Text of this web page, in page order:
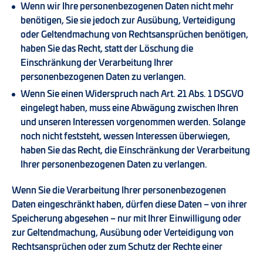
Wenn wir Ihre personenbezogenen Daten nicht mehr
benötigen, Sie sie jedoch zur Ausübung, Verteidigung
oder Geltendmachung von Rechtsansprüchen benötigen,
haben Sie das Recht, statt der Löschung die
Einschränkung der Verarbeitung Ihrer
personenbezogenen Daten zu verlangen.
Wenn Sie einen Widerspruch nach Art. 21 Abs. 1 DSGVO
eingelegt haben, muss eine Abwägung zwischen Ihren
und unseren Interessen vorgenommen werden. Solange
noch nicht feststeht, wessen Interessen überwiegen,
haben Sie das Recht, die Einschränkung der Verarbeitung
Ihrer personenbezogenen Daten zu verlangen.
Wenn Sie die Verarbeitung Ihrer personenbezogenen
Daten eingeschränkt haben, dürfen diese Daten – von ihrer
Speicherung abgesehen – nur mit Ihrer Einwilligung oder
zur Geltendmachung, Ausübung oder Verteidigung von
Rechtsansprüchen oder zum Schutz der Rechte einer